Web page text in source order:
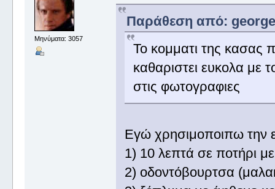
Μηνύματα: 3057
Παράθεση από:
Το κομματι της κασας
καθαριστει ευκολα με
στις φωτογραφιες
Εγώ χρησιμοποιπω την
1) 10 λεπτά σε ποτήρι
2) οδοντόβουρτσα